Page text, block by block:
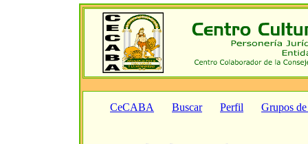
CeCABA Buscar Perfil Grupos